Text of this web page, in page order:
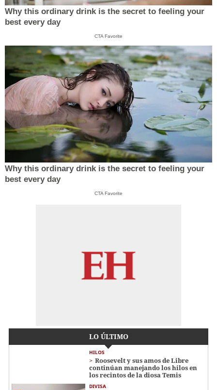
Why this ordinary drink is the secret to feeling your
best every day
CTA Favorite
Why this ordinary drink is the secret to feeling your
best every day
CTA Favorite
LO ÚLTIMO
HILOS
Roosevelt y sus amos de Libre
continúan manejando los hilos en
los recintos de la diosa Temis
DIVISA